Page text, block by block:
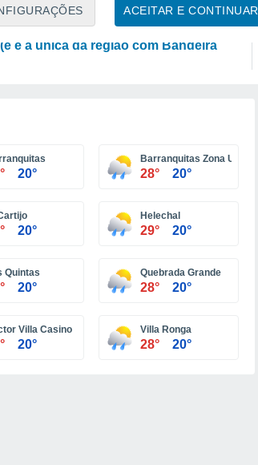
ACEITAR E CONTINUAR
nova praia fluvial para descobrir no
é a única da região com Bandeira
20°
Barranquitas Zona Urbana
28° 20°
20°
Helechal
29° 20°
Quintas
20°
Quebrada Grande
28° 20°
Villa Casino
20°
Villa Ronga
28° 20°